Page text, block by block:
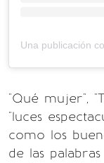
"Qué mujer",
"luces
como los
de las